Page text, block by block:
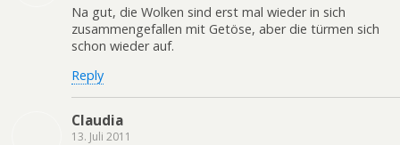
Na gut, die Wolken sind erst mal wieder in sich
zusammengefallen mit Getöse, aber die türmen sich
schon wieder auf.
Reply
Claudia
13. Juli 2011